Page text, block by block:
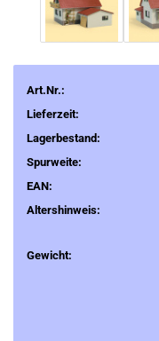
Art.Nr.:
Lieferzeit:
Lagerbestand:
Spurweite:
EAN:
Altershinweis:
Gewicht: